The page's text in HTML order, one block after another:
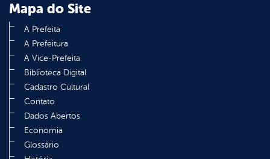
Mapa do Site
A Prefeita
A Prefeitura
A Vice-Prefeita
Biblioteca Digital
Cadastro Cultural
Contato
Dados Abertos
Economia
Glossário